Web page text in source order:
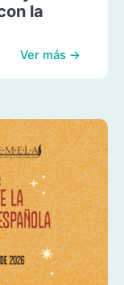
la
Ver más →